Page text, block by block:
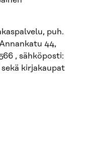
puh.
44,
, sähköposti:
kirjakaupat